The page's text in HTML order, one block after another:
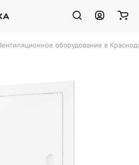
оборудование в